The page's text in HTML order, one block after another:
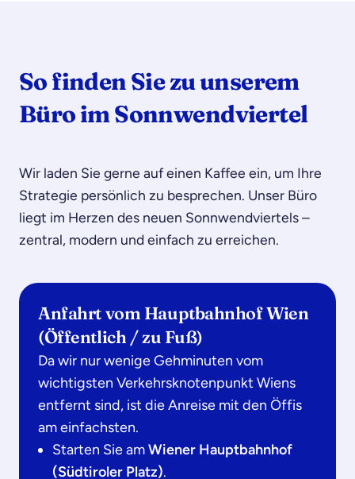
So finden Sie zu unserem
Büro im Sonnwendviertel
Wir laden Sie gerne auf einen Kaffee ein, um Ihre
Strategie persönlich zu besprechen. Unser Büro
liegt im Herzen des neuen Sonnwendviertels –
zentral, modern und einfach zu erreichen.
Anfahrt vom Hauptbahnhof Wien
(Öffentlich / zu Fuß)
Da wir nur wenige Gehminuten vom
wichtigsten Verkehrsknotenpunkt Wiens
entfernt sind, ist die Anreise mit den Öffis
am einfachsten.
Starten Sie amWiener Hauptbahnhof
(Südtiroler Platz).